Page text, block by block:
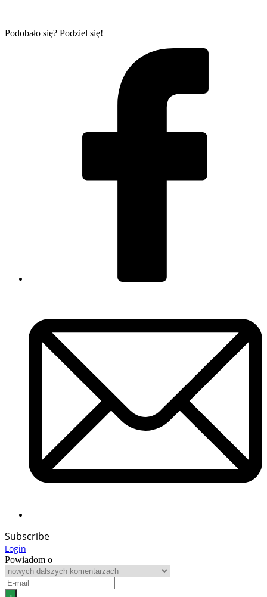
Podobało się? Podziel się!
Subscribe
Login
Powiadom o